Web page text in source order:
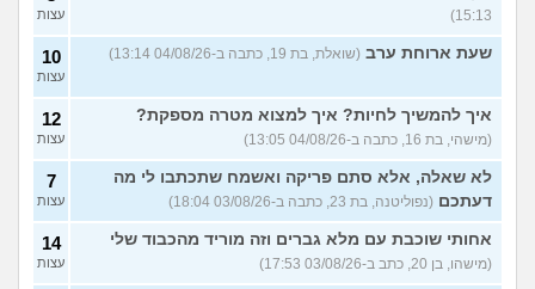
15:13)
עצות
שעת ארוחת ערב (שואלת, בת 19, כתבה ב-04/08/26 13:14) 10
עצות
איך להמשיך לחיות? איך למצוא מטרה מספקת?
(מישהי, בת 16, כתבה ב-04/08/26 13:05)
12
עצות
לא שאלה, אלא סתם פריקה ואשמח שתכתבו לי מה
דעתכם (נפוליטנה, בת 23, כתבה ב-03/08/26 18:04)
7
עצות
אחותי שוכבת עם מלא גברים וזה מוריד מהכבוד שלי
(מישהו, בן 20, כתב ב-03/08/26 17:53)
14
עצות